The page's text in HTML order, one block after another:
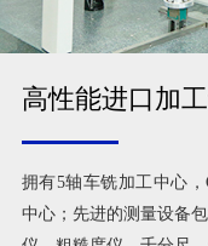
高性能进口加
拥有5轴车铣加工中心
中心；先进的测量设备